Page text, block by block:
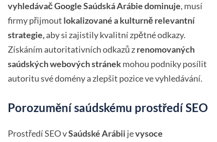
vyhledávač Google Saúdská Arábie dominuje, musí
firmy přijmout lokalizované a kulturně relevantní
strategie,aby si zajistily kvalitní zpětné odkazy.
Získáním autoritativních odkazů zrenomovaných
saúdských webových stránekmohou podniky posílit
autoritu své domény a zlepšit pozice ve vyhledávání.
Porozumění saúdskému prostředí SEO
Prostředí SEO vSaúdské Arábii jevysoce